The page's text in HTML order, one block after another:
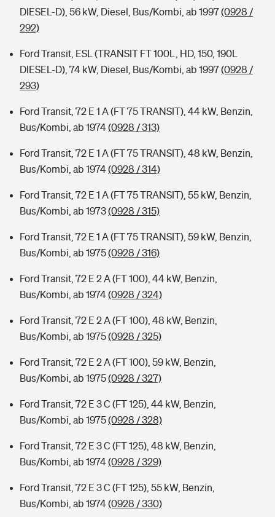
DIESEL-D), 56 kW, Diesel, Bus/Kombi, ab 1997(0928 /
292)
Ford Transit, ESL (TRANSIT FT 100L, HD, 150, 190L
DIESEL-D), 74 kW, Diesel, Bus/Kombi, ab 1997(0928 /
293)
Ford Transit, 72 E 1 A (FT 75 TRANSIT), 44 kW, Benzin,
Bus/Kombi, ab 1974(0928 / 313)
Ford Transit, 72 E 1 A (FT 75 TRANSIT), 48 kW, Benzin,
Bus/Kombi, ab 1974(0928 / 314)
Ford Transit, 72 E 1 A (FT 75 TRANSIT), 55 kW, Benzin,
Bus/Kombi, ab 1973(0928 / 315)
Ford Transit, 72 E 1 A (FT 75 TRANSIT), 59 kW, Benzin,
Bus/Kombi, ab 1975(0928 / 316)
Ford Transit, 72 E 2 A (FT 100), 44 kW, Benzin,
Bus/Kombi, ab 1974(0928 / 324)
Ford Transit, 72 E 2 A (FT 100), 48 kW, Benzin,
Bus/Kombi, ab 1975(0928 / 325)
Ford Transit, 72 E 2 A (FT 100), 59 kW, Benzin,
Bus/Kombi, ab 1975(0928 / 327)
Ford Transit, 72 E 3 C (FT 125), 44 kW, Benzin,
Bus/Kombi, ab 1975(0928 / 328)
Ford Transit, 72 E 3 C (FT 125), 48 kW, Benzin,
Bus/Kombi, ab 1974(0928 / 329)
Ford Transit, 72 E 3 C (FT 125), 55 kW, Benzin,
Bus/Kombi, ab 1974(0928 / 330)